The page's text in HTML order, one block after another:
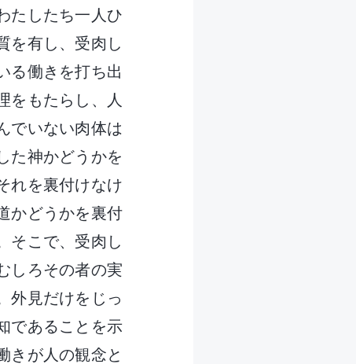
たしたち一人ひ
を有し、受肉し
る働きを打ち出
をもたらし、人
でいない肉体は
た神かどうかを
れを裏付けなけ
かどうかを裏付
そこで、受肉し
しろその者の実
外見だけをじっ
であることを示
きが人の観念と